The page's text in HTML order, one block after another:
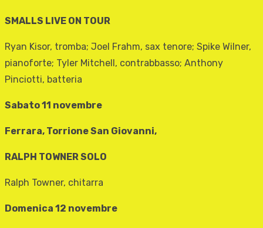
SMALLS LIVE ON TOUR
Ryan Kisor, tromba; Joel Frahm, sax tenore; Spike Wilner,
pianoforte; Tyler Mitchell, contrabbasso; Anthony
Pinciotti, batteria
Sabato 11 novembre
Ferrara, Torrione San Giovanni,
RALPH TOWNER SOLO
Ralph Towner, chitarra
Domenica 12 novembre